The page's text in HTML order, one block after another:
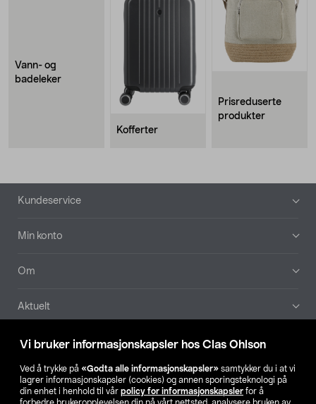
Vi bruker informasjonskapsler hos Clas Ohlson
Ved å trykke på «Godta alle informasjonskapsler» samtykker du i at vi
lagrer informasjonskapsler (cookies) og annen sporingsteknologi på
din enhet i henhold til vår policy for informasjonskapsler for å
Vann- og
badeleker
Kofferter
Prisreduserte
produkter
Bunntekst
Kundeservice
Min konto
Om
Aktuelt
Våre selskaper
Finn din butikk